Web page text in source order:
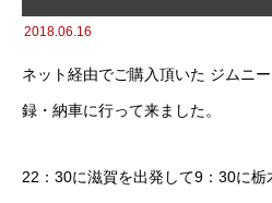
2018.06.16
ネット経由でご購入頂いた ジムニ
録・納車に行って来ました。
22：30に滋賀を出発して9：30に栃